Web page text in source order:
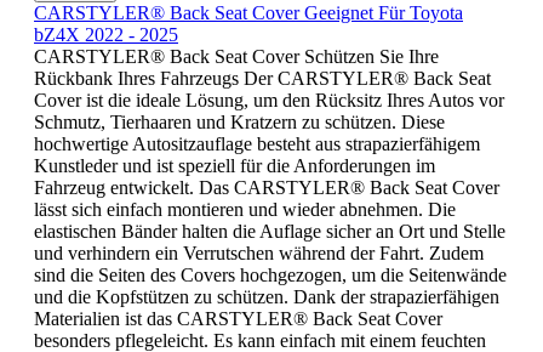
CARSTYLER® Back Seat Cover Geeignet Für Toyota
bZ4X 2022 - 2025
CARSTYLER® Back Seat Cover Schützen Sie Ihre
Rückbank Ihres Fahrzeugs Der CARSTYLER® Back Seat
Cover ist die ideale Lösung, um den Rücksitz Ihres Autos vor
Schmutz, Tierhaaren und Kratzern zu schützen. Diese
hochwertige Autositzauflage besteht aus strapazierfähigem
Kunstleder und ist speziell für die Anforderungen im
Fahrzeug entwickelt. Das CARSTYLER® Back Seat Cover
lässt sich einfach montieren und wieder abnehmen. Die
elastischen Bänder halten die Auflage sicher an Ort und Stelle
und verhindern ein Verrutschen während der Fahrt. Zudem
sind die Seiten des Covers hochgezogen, um die Seitenwände
und die Kopfstützen zu schützen. Dank der strapazierfähigen
Materialien ist das CARSTYLER® Back Seat Cover
besonders pflegeleicht. Es kann einfach mit einem feuchten